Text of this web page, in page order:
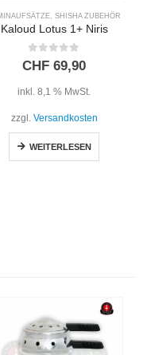
, SHISHA ZUBEHÖR
Kaloud Lotus 1+ Niris
0out of 5
CHF 69,90
inkl. 8,1 % MwSt.
zzgl. Versandkosten
WEITERLESEN